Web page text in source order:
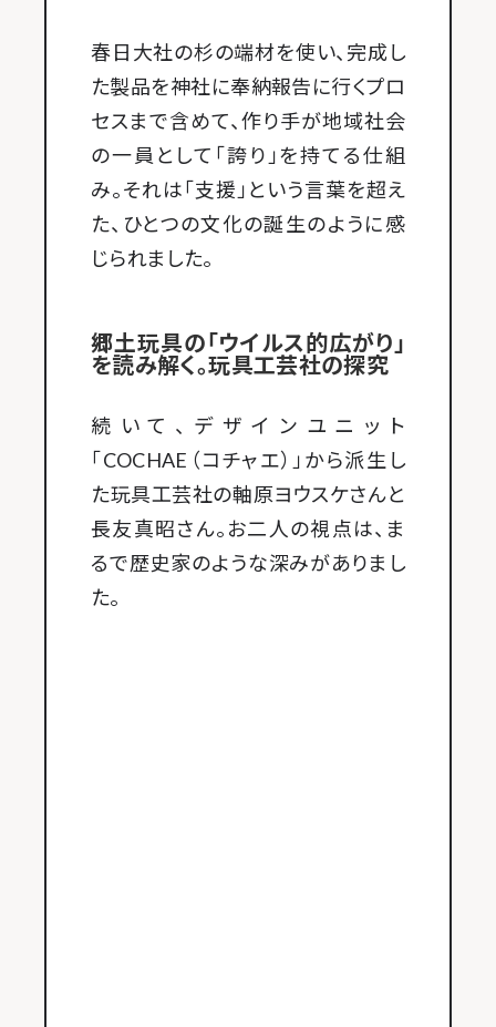
春日大社の杉の端材を使い、完成し
た製品を神社に奉納報告に行くプロ
セスまで含めて、作り手が地域社会
の一員として「誇り」を持てる仕組
み。それは「支援」という言葉を超え
た、ひとつの文化の誕生のように感
じられました。
郷土玩具の「ウイルス的広がり」
を読み解く。玩具工芸社の探究
続いて、デザインユニット
「COCHAE（コチャエ）」から派生し
た玩具工芸社の軸原ヨウスケさんと
長友真昭さん。お二人の視点は、ま
るで歴史家のような深みがありまし
た。